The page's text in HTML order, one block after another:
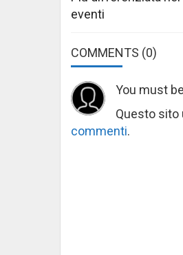
eventi
COMMENTS (0)
You must be
Questo sito
commenti.